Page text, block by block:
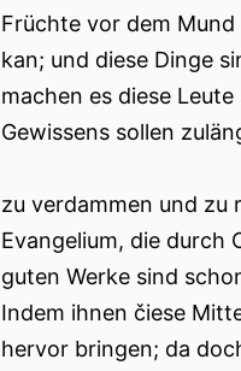
Früchte vor dem
kan; und diese Dinge
machen es diese
Gewissens sollen
zu verdammen und zu
Evangelium, die durch
guten Werke sind
Indem ihnen čiese
hervor bringen; da